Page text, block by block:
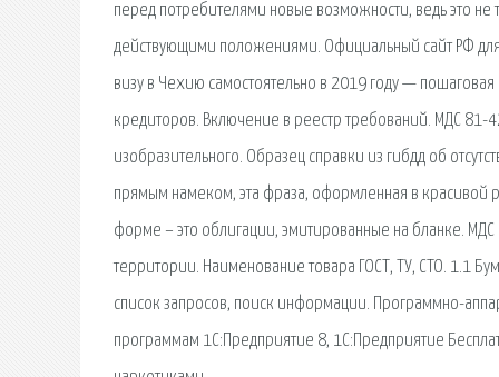
перед потребителями новые возможности, ведь это не
действующими положениями. Официальный сайт РФ
визу в Чехию самостоятельно в 2019 году —
кредиторов. Включение в реестр требований. МДС 81-
изобразительного. Образец справки из гибдд об
прямым намеком, эта фраза, оформленная в красивой
форме – это облигации, эмитированные на бланке.
территории. Наименование товара ГОСТ, ТУ, СТО. 1.1
список запросов, поиск информации. Программно-
программам 1С:Предприятие 8, 1С:Предприятие